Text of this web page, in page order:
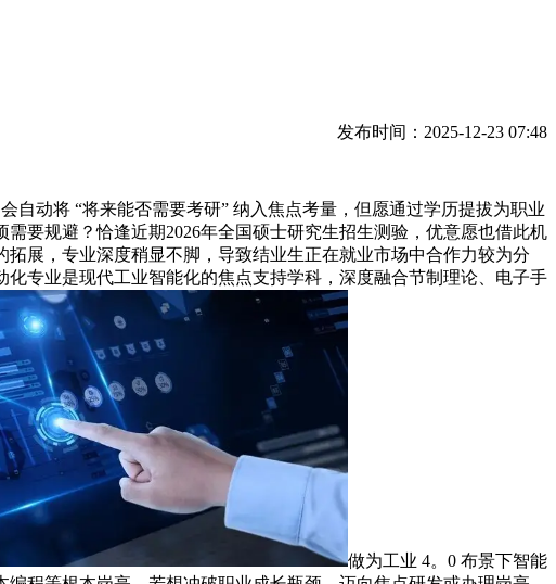
发布时间：2025-12-23 07:48
动将 “将来能否需要考研” 纳入焦点考量，但愿通过学历提拔为职业
要规避？恰逢近期2026年全国硕士研究生招生测验，优意愿也借此机
展，专业深度稍显不脚，导致结业生正在就业市场中合作力较为分
专业是现代工业智能化的焦点支持学科，深度融合节制理论、电子手
做为工业 4。0 布景下智能